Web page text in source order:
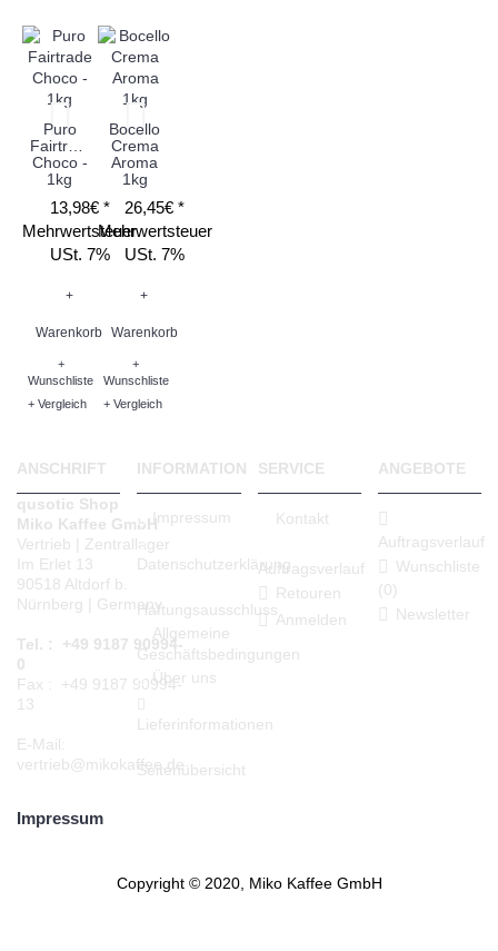
Puro
Fairtrade
Choco -
1kg
13,98€ *
Mehrwertsteuer
USt. 7%
+
Warenkorb
+
Wunschliste
+ Vergleich
Bocello
Crema
Aroma
1kg
26,45€ *
Mehrwertsteuer
USt. 7%
+
Warenkorb
+
Wunschliste
+ Vergleich
ANSCHRIFT
qusotic Shop
Miko Kaffee GmbH
Vertrieb | Zentrallager
Im Erlet 13
90518 Altdorf b.
Nürnberg | Germany
Tel. : +49 9187 90994-
0
Fax : +49 9187 90994-
13
E-Mail:
vertrieb@mikokaffee.de
INFORMATION
Impressum
Datenschutzerklärung
Haftungsausschluss
Allgemeine
Geschäftsbedingungen
Über uns
Lieferinformationen
Seitenübersicht
SERVICE
Kontakt
Auftragsverlauf
Retouren
Anmelden
ANGEBOTE
Auftragsverlauf
Wunschliste
(0)
Newsletter
Impressum
Copyright © 2020, Miko Kaffee GmbH